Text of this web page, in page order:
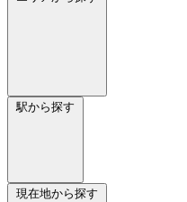
駅から探す
現在地から探す